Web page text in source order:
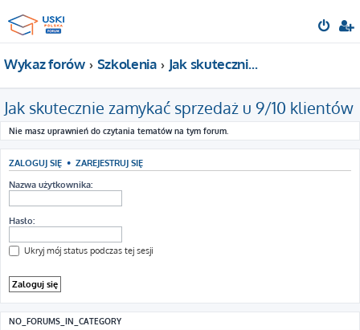
Wykaz forów Szkolenia Jak skutecznie zamykać sprzedaż u 9/10 klientów
Jak skutecznie zamykać sprzedaż u 9/10 klientów
Nie masz uprawnień do czytania tematów na tym forum.
ZALOGUJ SIĘ • ZAREJESTRUJ SIĘ
Nazwa użytkownika:
Hasło:
Ukryj mój status podczas tej sesji
NO_FORUMS_IN_CATEGORY